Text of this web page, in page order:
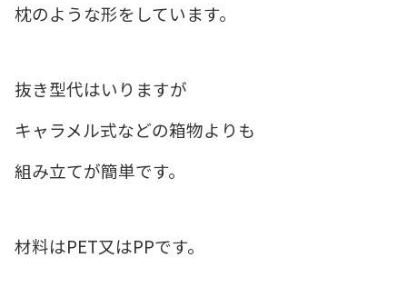
枕のような形をしています。
抜き型代はいりますが
キャラメル式などの箱物よりも
組み立てが簡単です。
材料はPET又はPPです。